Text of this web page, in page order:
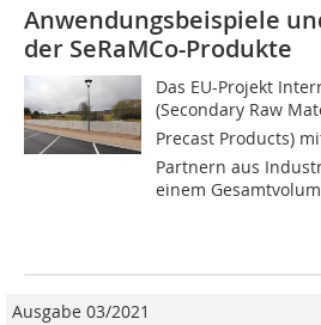
Anwendungsbeispiele
der SeRaMCo-Produkte
Das EU-Projekt
(Secondary Raw
Precast Products)
Partnern aus
einem
Ausgabe 03/2021